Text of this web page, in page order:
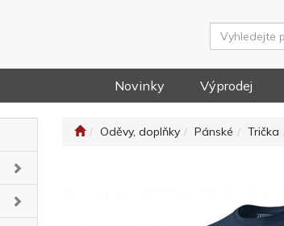
Novinky Výprodej
Oděvy, doplňky Pánské Trička